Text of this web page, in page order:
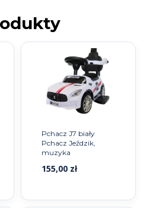
Pchacz J7 biały
Pchacz Jeździk,
muzyka
155,00 zł